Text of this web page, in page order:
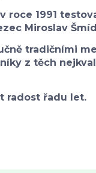
roce 1991
Miroslav
tradičními
z těch
radost řadu let.